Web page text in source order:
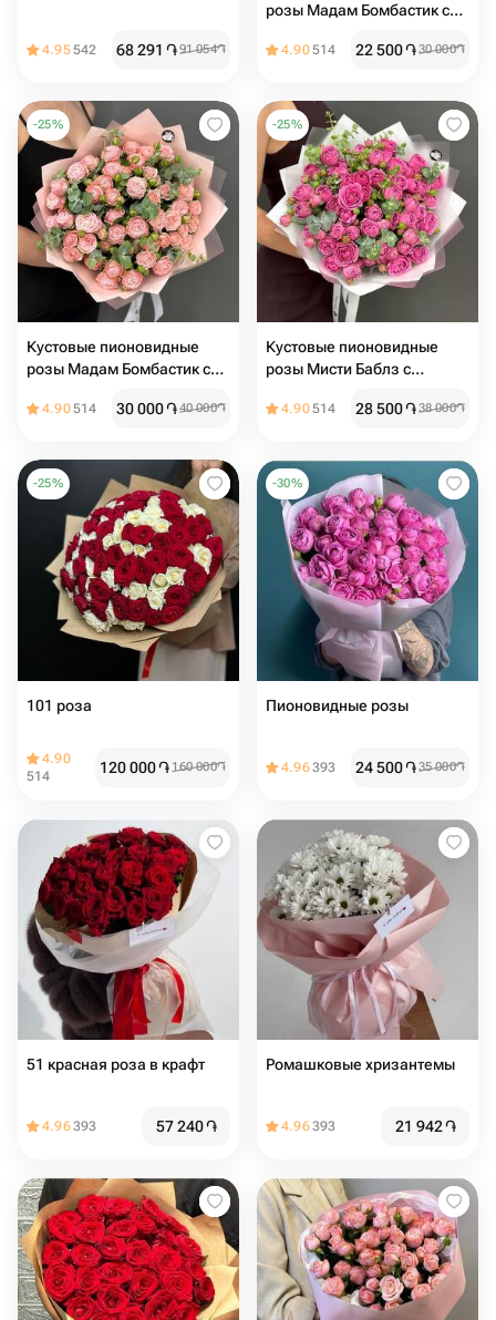
4.95542 68 291 ֏91 054֏
розы Мадам Бомбастик с
4.90514 22 500֏30 000֏
-25%
Кустовые пионовидные
розы Мадам Бомбастик с
4.90514 30 000֏40 000֏
-25%
Кустовые пионовидные
розы Мисти Баблз с
4.90514 28 500֏38 000֏
-25%
101 роза
4.90
514
120 000֏ 160 000֏
-30%
Пионовидные розы
4.96393 24 500֏35 000֏
51 красная роза в крафт
4.96393 57 240֏
Ромашковые хризантемы
4.96393 21 942֏